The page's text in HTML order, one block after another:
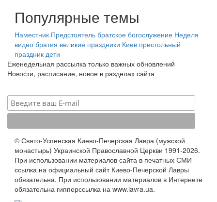
Популярные темы
Наместник Предстоятель братское богослужение Неделя
видео братия великие праздники Киев престольный
праздник дети
Еженедельная рассылка только важных обновлений
Новости, расписание, новое в разделах сайта
© Свято-Успенская Киево-Печерская Лавра (мужской
монастырь) Украинской Православной Церкви 1991-2026.
При использовании материалов сайта в печатных СМИ
ссылка на официальный сайт Киево-Печерской Лавры
обязательна. При использовании материалов в Интернете
обязательна гипперссылка на www.lavra.ua.